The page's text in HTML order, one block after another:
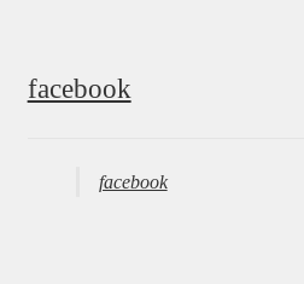
facebook
facebook